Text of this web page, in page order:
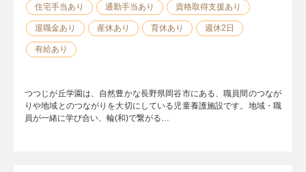
住宅手当あり 通勤手当あり 資格取得支援あり
退職金あり 産休あり 育休あり 週休2日
有給あり
つつじが丘学園は、自然豊かな長野県岡谷市にある、職員間のつなが
りや地域とのつながりを大切にしている児童養護施設です。地域・職
員が一緒に学び合い、輪(和)で繋がる…